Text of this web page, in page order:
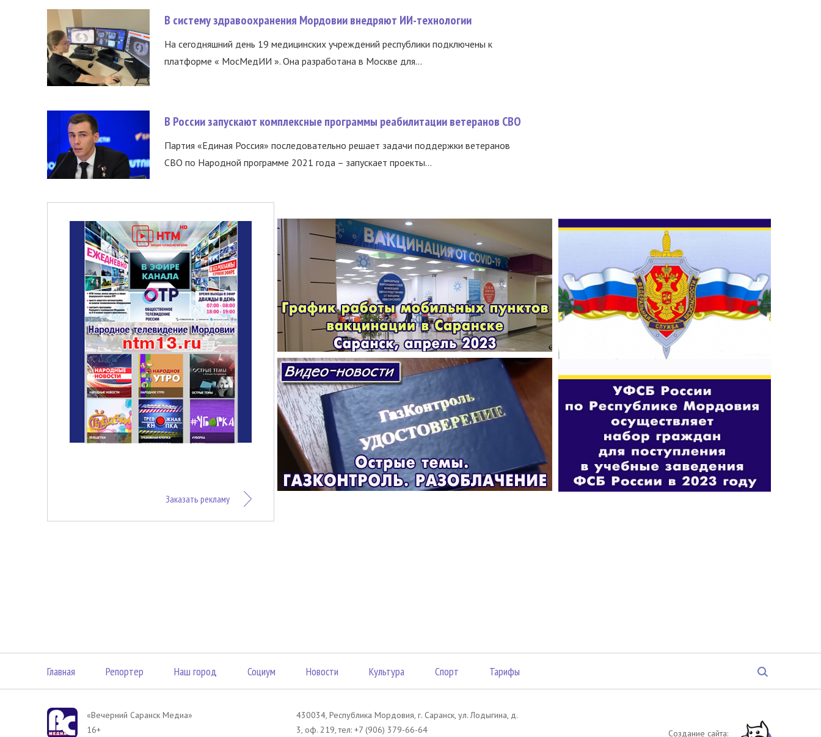
В систему здравоохранения Мордовии внедряют ИИ-технологии
На сегодняшний день 19 медицинских учреждений республики подключены к
платформе « МосМедИИ ». Она разработана в Москве для...
В России запускают комплексные программы реабилитации ветеранов СВО
Партия «Единая Россия» последовательно решает задачи поддержки ветеранов
СВО по Народной программе 2021 года – запускает проекты...
Заказать рекламу
Главная Репортер Наш город Социум Новости Культура Спорт Тарифы
«Вечерний Саранск Mедиа»
16+
430034, Республика Мордовия, г. Саранск, ул. Лодыгина, д.
3, оф. 219, тел: +7 (906) 379-66-64
Создание сайта: